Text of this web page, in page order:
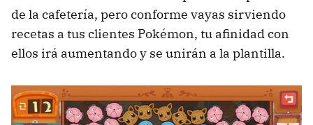
de la cafetería, pero conforme vayas sirviendo
recetas a tus clientes Pokémon, tu afinidad con
ellos irá aumentando y se unirán a la plantilla.